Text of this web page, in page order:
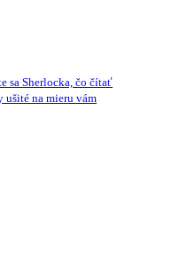
sa Sherlocka, čo čítať
ušité na mieru vám